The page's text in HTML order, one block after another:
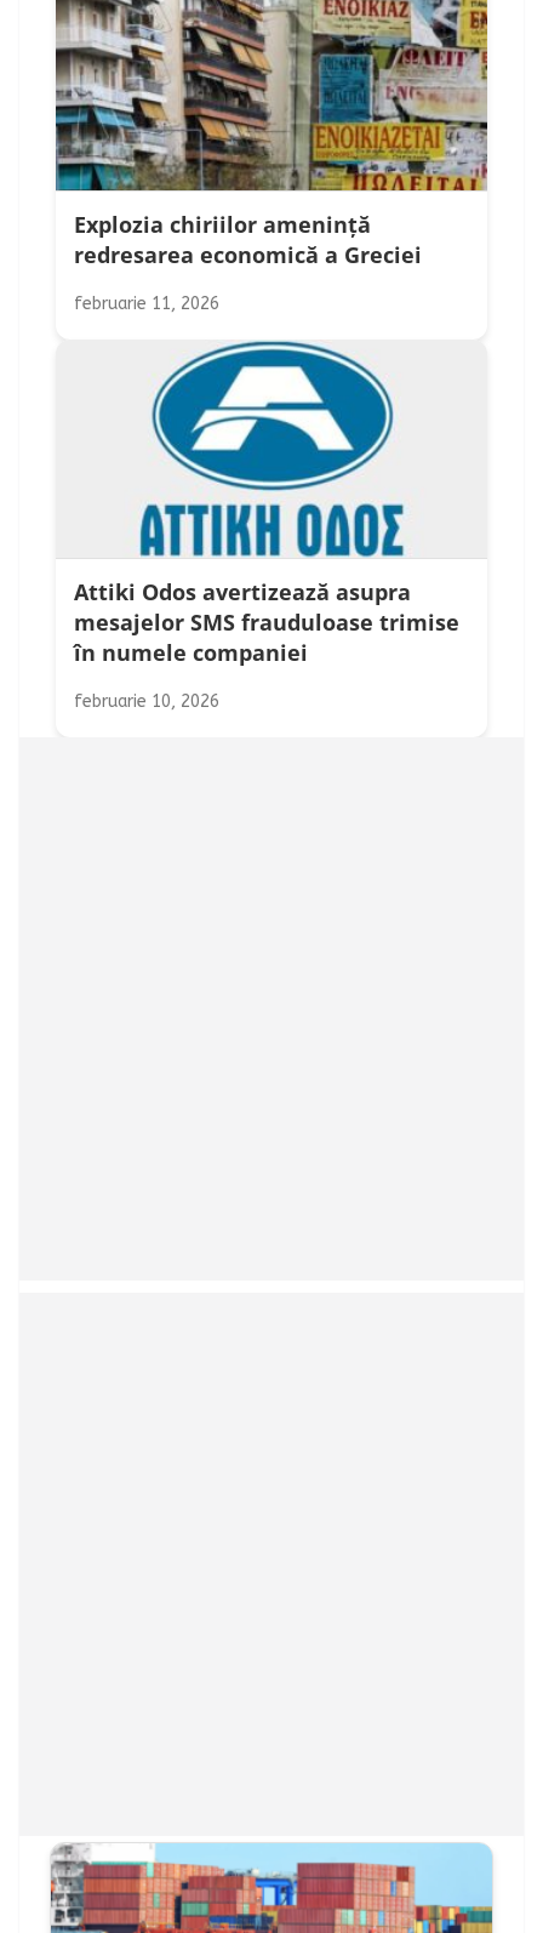
Explozia chiriilor amenință
redresarea economică a Greciei
februarie 11, 2026
Attiki Odos avertizează asupra
mesajelor SMS frauduloase trimise
în numele companiei
februarie 10, 2026